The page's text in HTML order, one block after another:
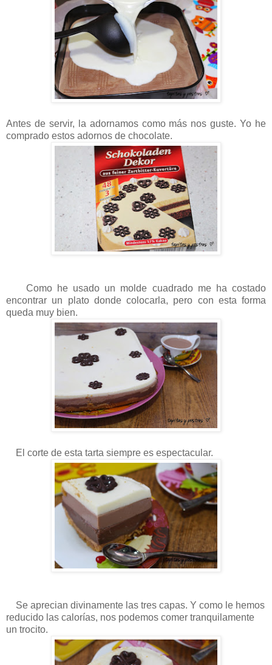
Antes de servir, la adornamos como más nos guste. Yo he
comprado estos adornos de chocolate.
Como he usado un molde cuadrado me ha costado
encontrar un plato donde colocarla, pero con esta forma
queda muy bien.
El corte de esta tarta siempre es espectacular.
Se aprecian divinamente las tres capas. Y como le hemos
reducido las calorías, nos podemos comer tranquilamente
un trocito.